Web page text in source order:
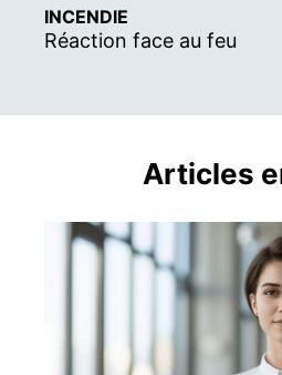
INCENDIE
Réaction face au feu
Articles